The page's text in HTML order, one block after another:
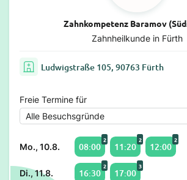
Zahnkompetenz Baramov
Zahnheilkunde in Fürth
Ludwigstraße 105, 90763 Fürth
Freie Termine für
Mo., 10.8. 08:00
2
11:20
2
12:00
2
Di., 11.8. 16:30
2
17:00
3